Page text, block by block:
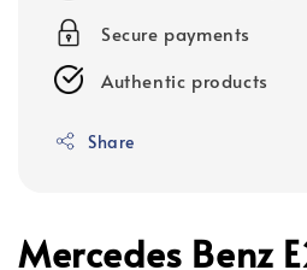
Secure payments
Authentic products
Share
Mercedes Benz